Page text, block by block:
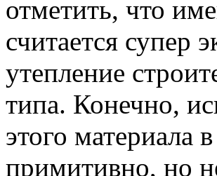
отметить, что
считается супер
утепление
типа. Конечно,
этого материала
примитивно, но